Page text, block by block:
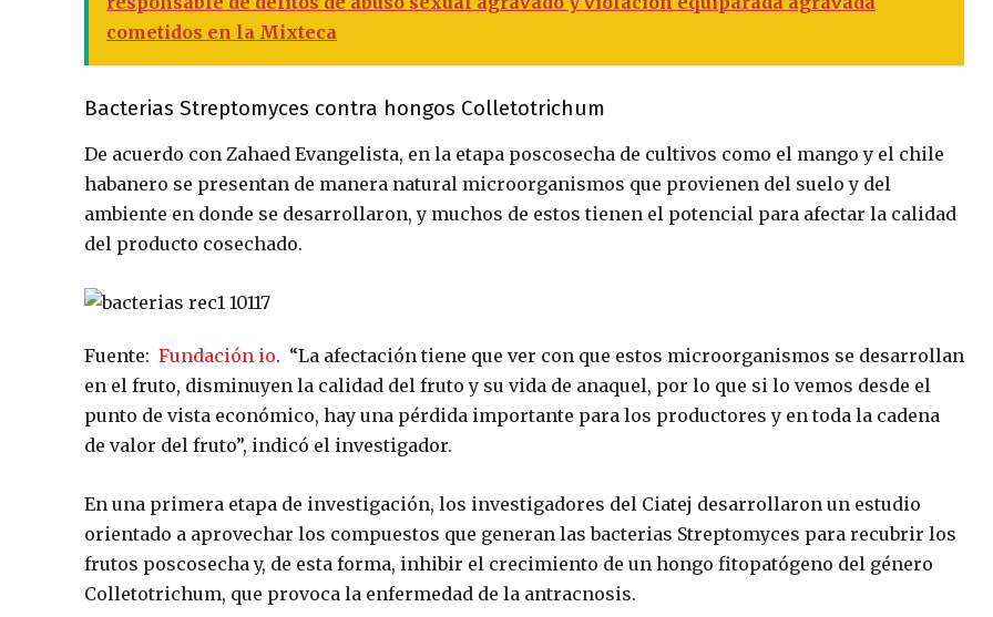
cometidos en la Mixteca
Bacterias Streptomyces contra hongos Colletotrichum
De acuerdo con Zahaed Evangelista, en la etapa poscosecha de cultivos como el mango y el chile
habanero se presentan de manera natural microorganismos que provienen del suelo y del
ambiente en donde se desarrollaron, y muchos de estos tienen el potencial para afectar la calidad
del producto cosechado.
Fuente: Fundación io. “La afectación tiene que ver con que estos microorganismos se desarrollan
en el fruto, disminuyen la calidad del fruto y su vida de anaquel, por lo que si lo vemos desde el
punto de vista económico, hay una pérdida importante para los productores y en toda la cadena
de valor del fruto”, indicó el investigador.
En una primera etapa de investigación, los investigadores del Ciatej desarrollaron un estudio
orientado a aprovechar los compuestos que generan las bacterias Streptomyces para recubrir los
frutos poscosecha y, de esta forma, inhibir el crecimiento de un hongo fitopatógeno del género
Colletotrichum, que provoca la enfermedad de la antracnosis.